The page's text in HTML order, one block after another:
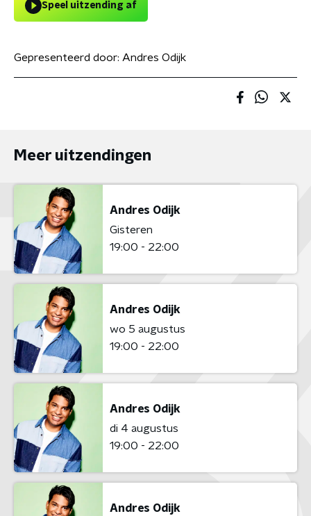
Speel uitzending af
Gepresenteerd door: Andres Odijk
Meer uitzendingen
Andres Odijk
Gisteren
19:00 - 22:00
Andres Odijk
wo 5 augustus
19:00 - 22:00
Andres Odijk
di 4 augustus
19:00 - 22:00
Andres Odijk